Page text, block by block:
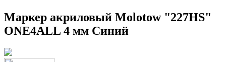
Маркер акриловый Molotow "227HS"
ONE4ALL 4 мм Синий